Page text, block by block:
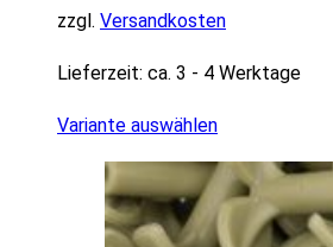
zzgl. Versandkosten
Lieferzeit: ca. 3 - 4 Werktage
Variante auswählen